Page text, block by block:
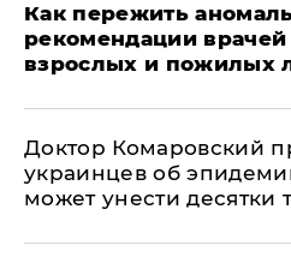
Как пережить
рекомендации
взрослых и пожилых
Доктор Комаровский
украинцев об
может унести десятки